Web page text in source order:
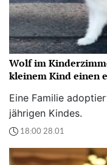
Wolf im
kleinem Kind einen
Eine Familie
jährigen Kindes.
18:00 28.01